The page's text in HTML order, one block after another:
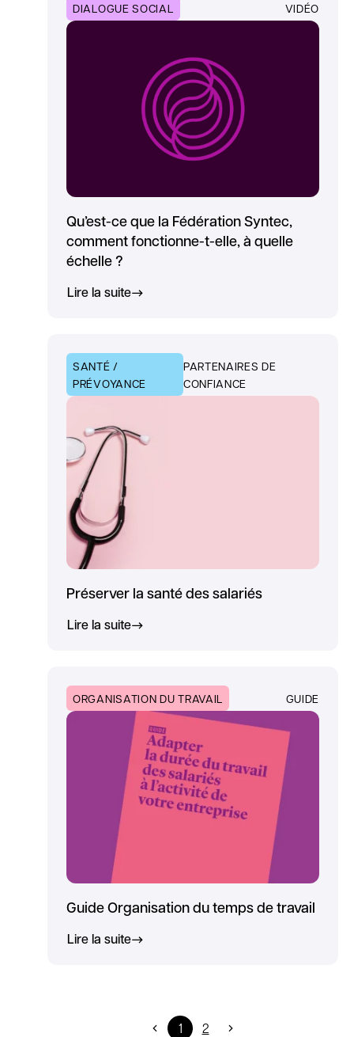
DIALOGUE SOCIAL VIDÉO
Qu’est-ce que la Fédération Syntec,
comment fonctionne-t-elle, à quelle
échelle ?
Lire la suite
SANTÉ /
PRÉVOYANCE
PARTENAIRES DE
CONFIANCE
Préserver la santé des salariés
Lire la suite
ORGANISATION DU TRAVAIL GUIDE
Guide Organisation du temps de travail
Lire la suite
1 2